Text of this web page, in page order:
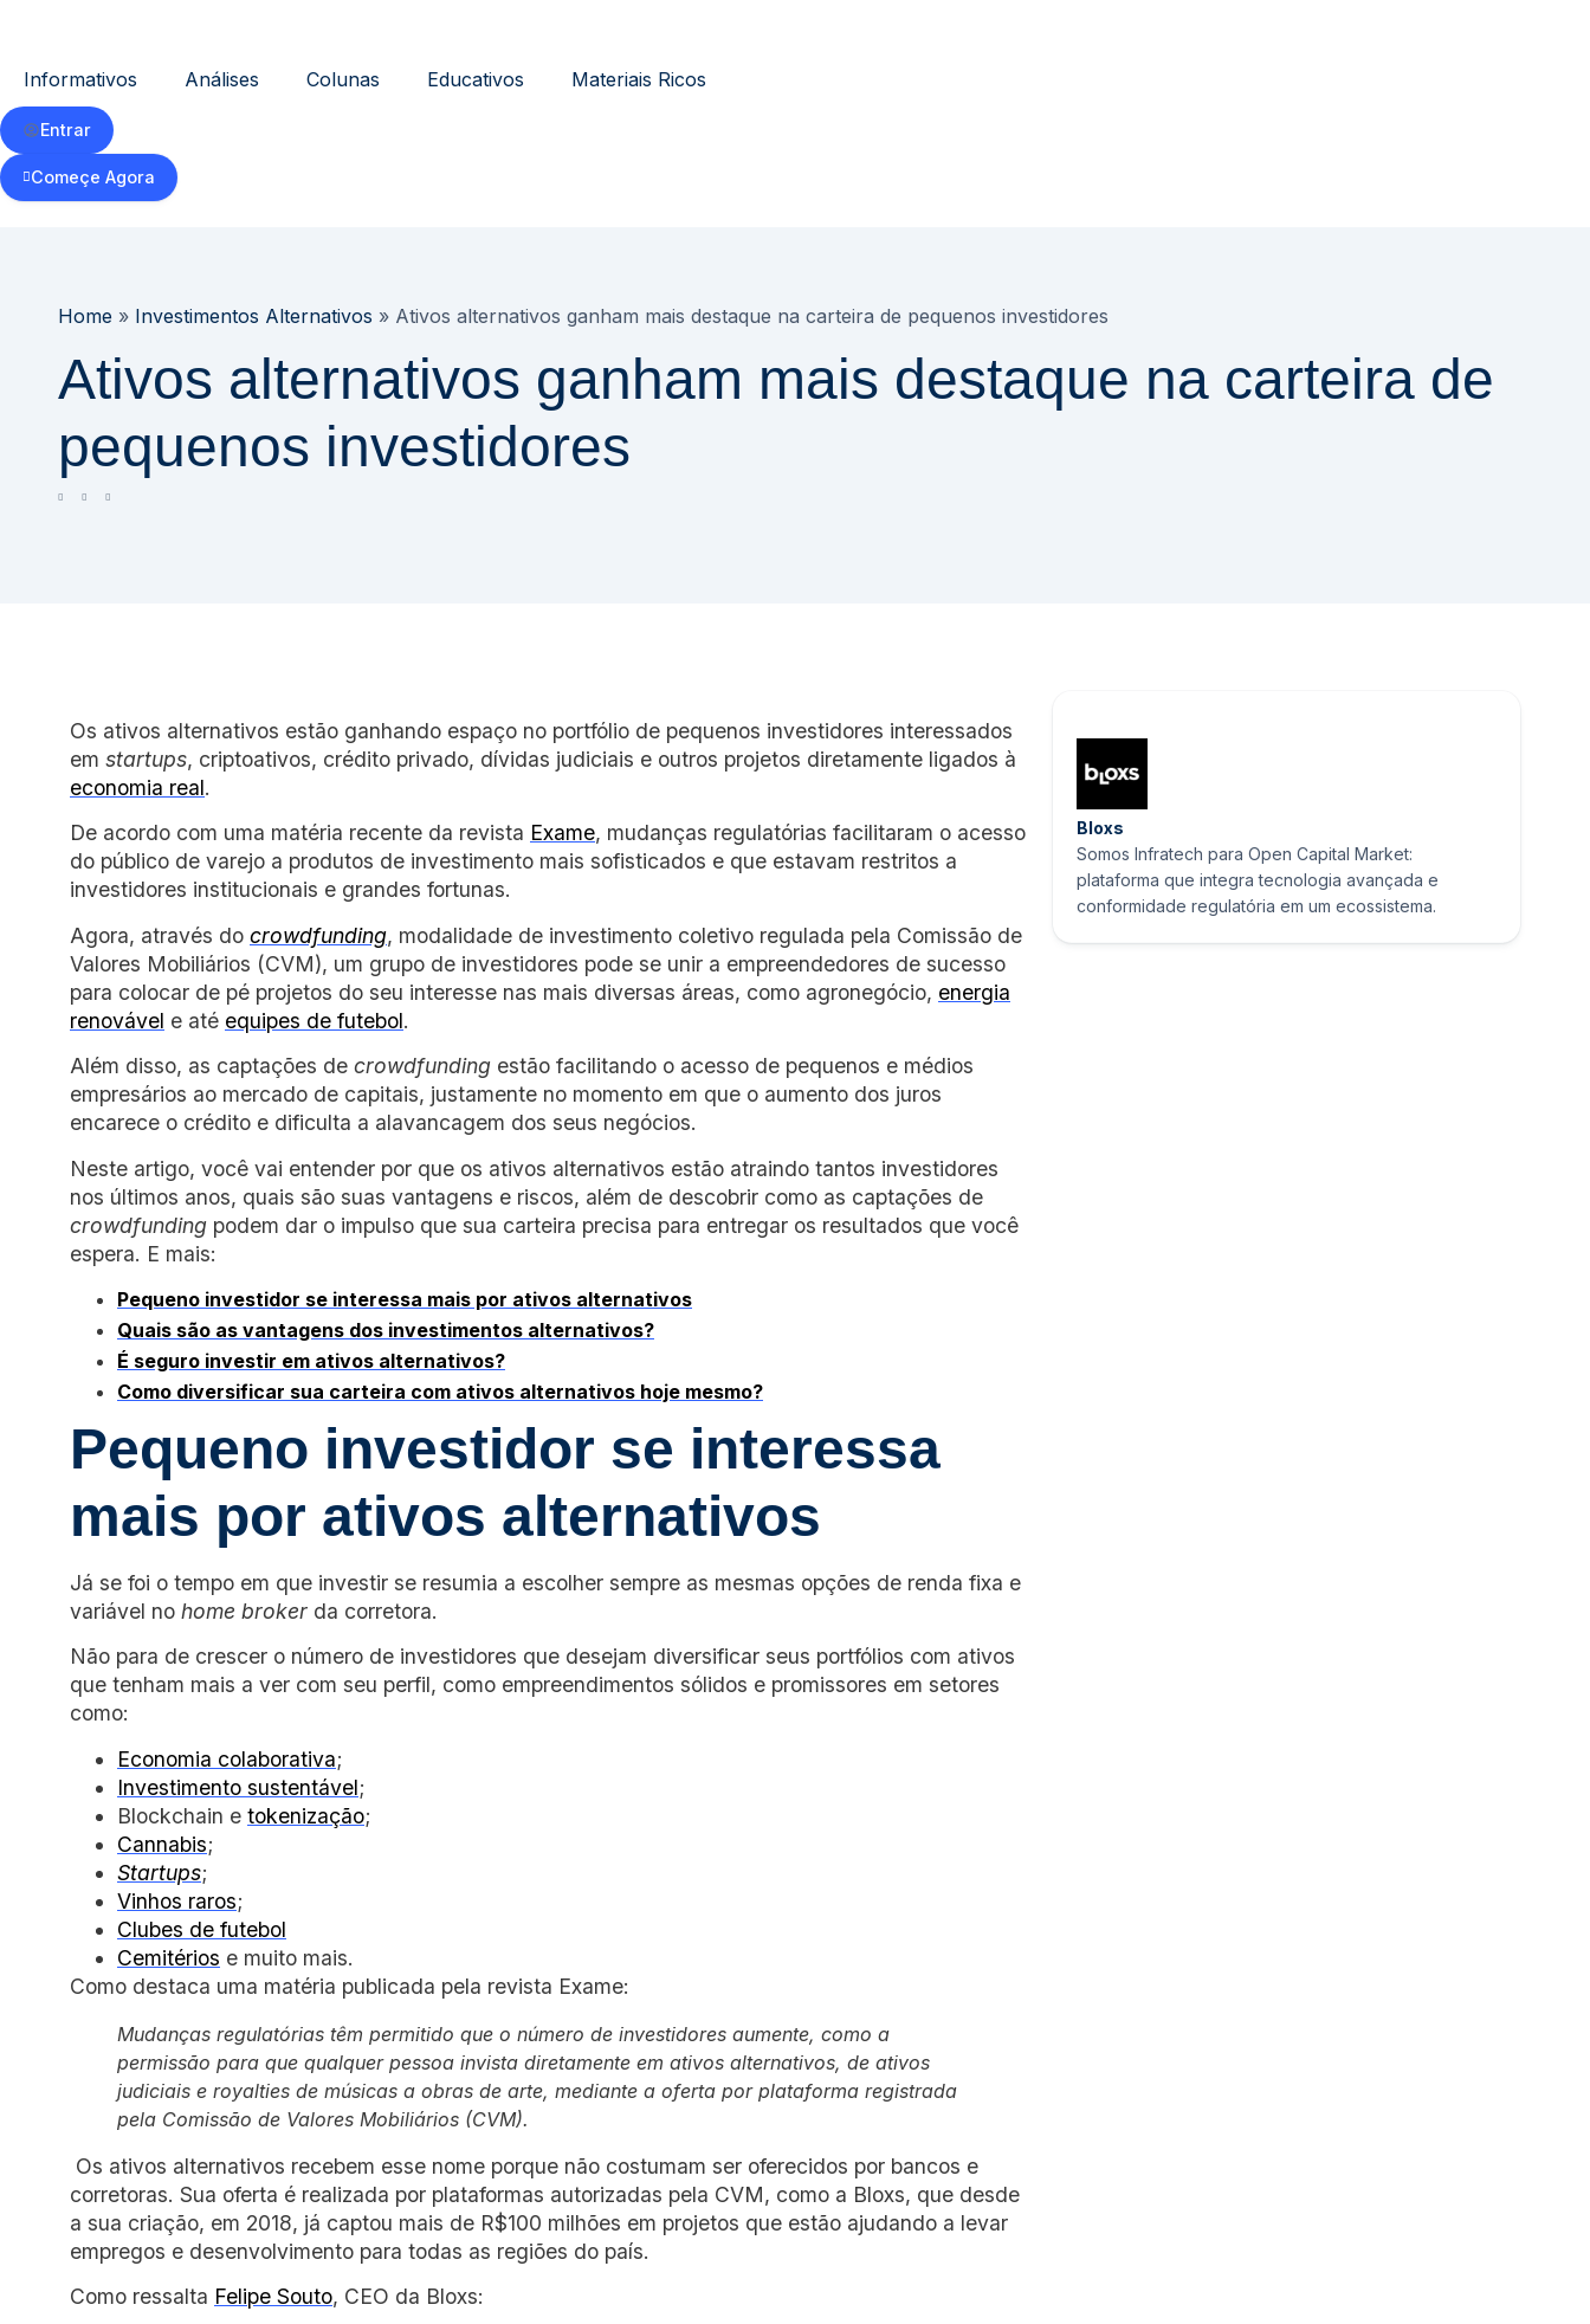
Informativos Análises Colunas Educativos Materiais Ricos
Entrar
Começe Agora
Home » Investimentos Alternativos » Ativos alternativos ganham mais destaque na carteira de pequenos investidores
Ativos alternativos ganham mais destaque na carteira de
pequenos investidores
Os ativos alternativos estão ganhando espaço no portfólio de pequenos investidores interessados
em startups, criptoativos, crédito privado, dívidas judiciais e outros projetos diretamente ligados à
economia real.
De acordo com uma matéria recente da revista Exame, mudanças regulatórias facilitaram o acesso
do público de varejo a produtos de investimento mais sofisticados e que estavam restritos a
investidores institucionais e grandes fortunas.
Agora, através do crowdfunding, modalidade de investimento coletivo regulada pela Comissão de
Valores Mobiliários (CVM), um grupo de investidores pode se unir a empreendedores de sucesso
para colocar de pé projetos do seu interesse nas mais diversas áreas, como agronegócio, energia
renovável e até equipes de futebol.
Além disso, as captações de crowdfunding estão facilitando o acesso de pequenos e médios
empresários ao mercado de capitais, justamente no momento em que o aumento dos juros
encarece o crédito e dificulta a alavancagem dos seus negócios.
Neste artigo, você vai entender por que os ativos alternativos estão atraindo tantos investidores
nos últimos anos, quais são suas vantagens e riscos, além de descobrir como as captações de
crowdfunding podem dar o impulso que sua carteira precisa para entregar os resultados que você
espera. E mais:
Pequeno investidor se interessa mais por ativos alternativos
Quais são as vantagens dos investimentos alternativos?
É seguro investir em ativos alternativos?
Como diversificar sua carteira com ativos alternativos hoje mesmo?
Pequeno investidor se interessa
mais por ativos alternativos
Já se foi o tempo em que investir se resumia a escolher sempre as mesmas opções de renda fixa e
variável no home broker da corretora.
Não para de crescer o número de investidores que desejam diversificar seus portfólios com ativos
que tenham mais a ver com seu perfil, como empreendimentos sólidos e promissores em setores
como:
Economia colaborativa;
Investimento sustentável;
Blockchain e tokenização;
Cannabis;
Startups;
Vinhos raros;
Clubes de futebol
Cemitérios e muito mais.
Como destaca uma matéria publicada pela revista Exame:
Mudanças regulatórias têm permitido que o número de investidores aumente, como a
permissão para que qualquer pessoa invista diretamente em ativos alternativos, de ativos
judiciais e royalties de músicas a obras de arte, mediante a oferta por plataforma registrada
pela Comissão de Valores Mobiliários (CVM).
Os ativos alternativos recebem esse nome porque não costumam ser oferecidos por bancos e
corretoras. Sua oferta é realizada por plataformas autorizadas pela CVM, como a Bloxs, que desde
a sua criação, em 2018, já captou mais de R$100 milhões em projetos que estão ajudando a levar
empregos e desenvolvimento para todas as regiões do país.
Como ressalta Felipe Souto, CEO da Bloxs:
Bloxs
Somos Infratech para Open Capital Market:
plataforma que integra tecnologia avançada e
conformidade regulatória em um ecossistema.